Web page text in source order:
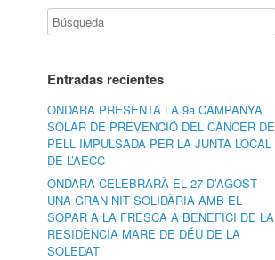
Entradas recientes
ONDARA PRESENTA LA 9a CAMPANYA
SOLAR DE PREVENCIÓ DEL CÀNCER DE
PELL IMPULSADA PER LA JUNTA LOCAL
DE L’AECC
ONDARA CELEBRARÀ EL 27 D’AGOST
UNA GRAN NIT SOLIDÀRIA AMB EL
SOPAR A LA FRESCA A BENEFICI DE LA
RESIDÈNCIA MARE DE DÉU DE LA
SOLEDAT